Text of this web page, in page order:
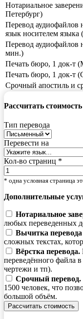
Нотариальное
Петербург)
Перевод аудиофайлов
язык носителем языка
Перевод аудиофайлов
мин.)
Печать бюро, 1 док-т
Печать бюро, 1 док-т
Срочный апостиль и
Рассчитать
Тип перевода
Перевести на
Кол-во страниц *
* одна условная страница
Дополнительные
Нотариальное
любых переведенных
Вычитка
сложных текстах,
Вёрстка перевода.
переведённого файла
чертежи и тп).
Срочный перевод.
1500 человек, что
большой объём.
Рассчитать стоимость